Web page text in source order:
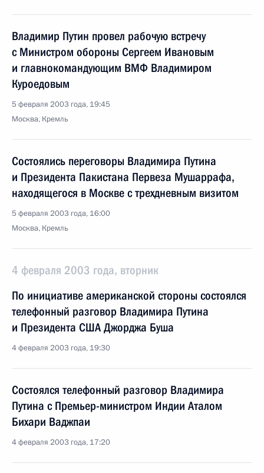
Владимир Путин провел рабочую встречу
с Министром обороны Сергеем Ивановым
и главнокомандующим ВМФ Владимиром
Куроедовым
5 февраля 2003 года, 19:45
Москва, Кремль
Состоялись переговоры Владимира Путина
и Президента Пакистана Первеза Мушаррафа,
находящегося в Москве с трехдневным визитом
5 февраля 2003 года, 16:00
Москва, Кремль
4 февраля 2003 года, вторник
По инициативе американской стороны состоялся
телефонный разговор Владимира Путина
и Президента США Джорджа Буша
4 февраля 2003 года, 19:30
Состоялся телефонный разговор Владимира
Путина с Премьер-министром Индии Аталом
Бихари Ваджпаи
4 февраля 2003 года, 17:20